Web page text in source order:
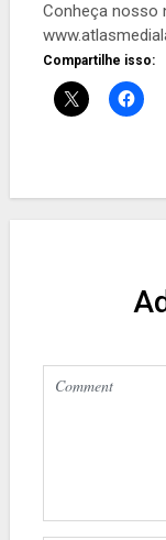
Conheça nosso
Compartilhe isso: